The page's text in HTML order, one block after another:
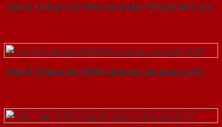
Cửa Gỗ Chống Cháy MDF Laminate P1R2 23029-a-SGD
Cửa Gỗ Chống Cháy MDF Laminate van ngang-SGD